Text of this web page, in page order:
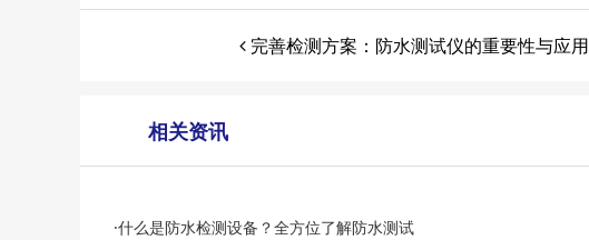
完善检测方案：防水测试仪的重要性与应用
相关资讯
·什么是防水检测设备？全方位了解防水测试